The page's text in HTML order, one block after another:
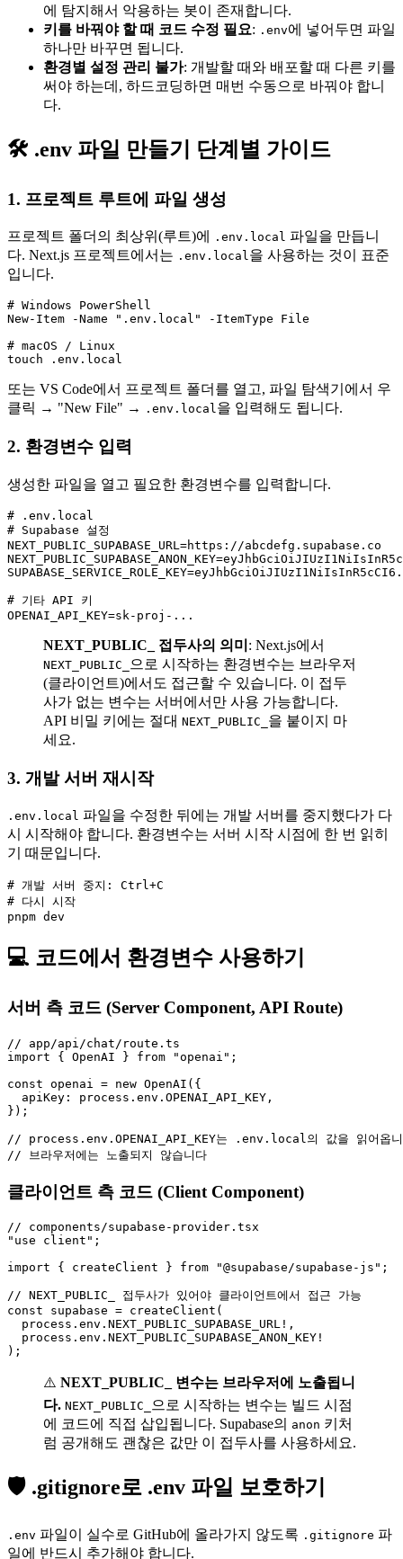
에 탐지해서 악용하는 봇이 존재합니다.
키를 바꿔야 할 때 코드 수정 필요: .env에 넣어두면 파일
하나만 바꾸면 됩니다.
환경별 설정 관리 불가: 개발할 때와 배포할 때 다른 키를
써야 하는데, 하드코딩하면 매번 수동으로 바꿔야 합니
다.
🛠️ .env 파일 만들기 단계별 가이드
1. 프로젝트 루트에 파일 생성
프로젝트 폴더의 최상위(루트)에 .env.local 파일을 만듭니
다. Next.js 프로젝트에서는 .env.local을 사용하는 것이 표준
입니다.
# Windows PowerShell
New-Item -Name ".env.local" -ItemType File
# macOS / Linux
또는 VS Code에서 프로젝트 폴더를 열고, 파일 탐색기에서 우
클릭 → "New File" →
.env.local을 입력해도 됩니다.
2. 환경변수 입력
생성한 파일을 열고 필요한 환경변수를 입력합니다.
# .env.local
# Supabase 설정
NEXT_PUBLIC_SUPABASE_URL=https://abcdefg.supabase.co
# 기타 API 키
NEXT_PUBLIC_ 접두사의 의미 : Next.js에서
NEXT_PUBLIC_
으로 시작하는 환경변수는 브라우저
(클라이언트)에서도 접근할 수 있습니다. 이 접두
사가 없는 변수는 서버에서만 사용 가능합니다.
API 비밀 키에는 절대 NEXT_PUBLIC_ 을 붙이지 마
세요.
3. 개발 서버 재시작
.env.local 파일을 수정한 뒤에는 개발 서버를 중지했다가 다
시 시작해야 합니다. 환경변수는 서버 시작 시점에 한 번 읽히
기 때문입니다.
# 개발 서버 중지: Ctrl+C
# 다시 시작
💻 코드에서 환경변수 사용하기
서버 측 코드 (Server Component, API Route)
// app/api/chat/route.ts
import { OpenAI } from "openai";
const openai = new OpenAI({
  apiKey: process.env.OPENAI_API_KEY,
});
// process.env.OPENAI_API_KEY는 .env.local의 값을 읽어옵니
클라이언트 측 코드 (Client Component)
// components/supabase-provider.tsx
"use client";
import { createClient } from "@supabase/supabase-js";
// NEXT_PUBLIC_ 접두사가 있어야 클라이언트에서 접근 가능
const supabase = createClient(
  process.env.NEXT_PUBLIC_SUPABASE_URL!,
  process.env.NEXT_PUBLIC_SUPABASE_ANON_KEY!
⚠️ NEXT_PUBLIC_ 변수는 브라우저에 노출됩니
다. NEXT_PUBLIC_
으로 시작하는 변수는 빌드 시점
에 코드에 직접 삽입됩니다. Supabase의 anon 키처
럼 공개해도 괜찮은 값만 이 접두사를 사용하세요.
🛡️ .gitignore로 .env 파일 보호하기
.env 파일이 실수로 GitHub에 올라가지 않도록 .gitignore 파
일에 반드시 추가해야 합니다.